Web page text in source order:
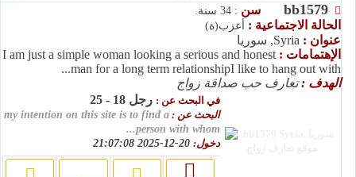
bb1579 سن : 34 سنة.
الحالة الاجتماعية : أعزب(ة)
عنوان : Syria, سوريا
الإهتمامات : I am just a simple woman looking a serious and honest
man for a long term relationshipI like to hang out with...
الهدف :تعارف حب صداقة زواج
في البحث عن : رجل 18 - 25
البحث عن : my intention on this site is to find a
person with whom...
دخول: